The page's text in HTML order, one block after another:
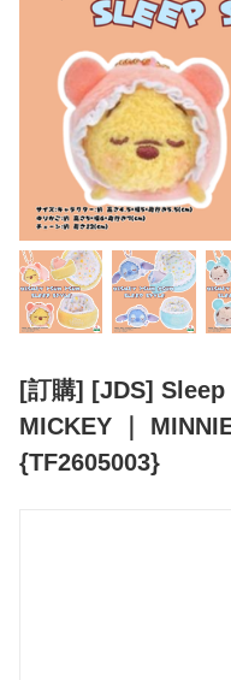
[訂購] [JDS] Sleep
MICKEY ｜
{TF2605003}